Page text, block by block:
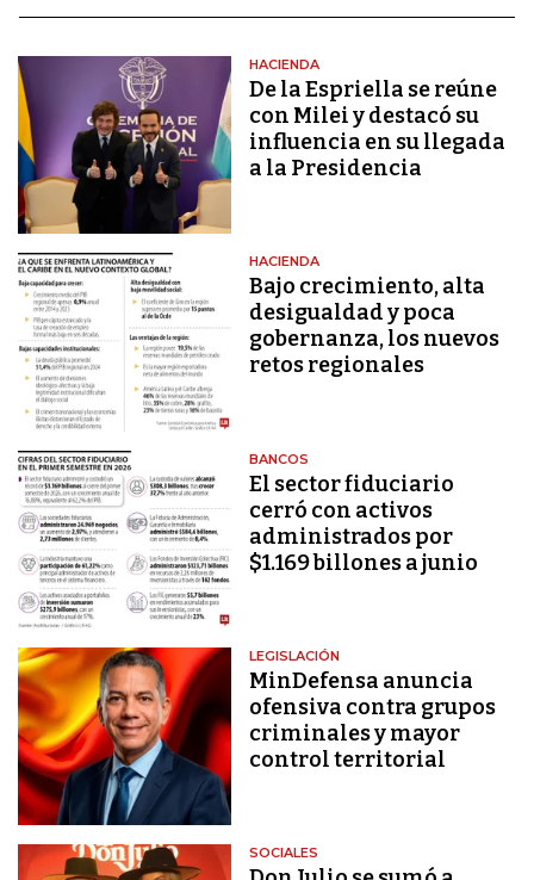
HACIENDA
De la Espriella se reúne
con Milei y destacó su
influencia en su llegada
a la Presidencia
HACIENDA
Bajo crecimiento, alta
desigualdad y poca
gobernanza, los nuevos
retos regionales
BANCOS
El sector fiduciario
cerró con activos
administrados por
$1.169 billones a junio
LEGISLACIÓN
MinDefensa anuncia
ofensiva contra grupos
criminales y mayor
control territorial
SOCIALES